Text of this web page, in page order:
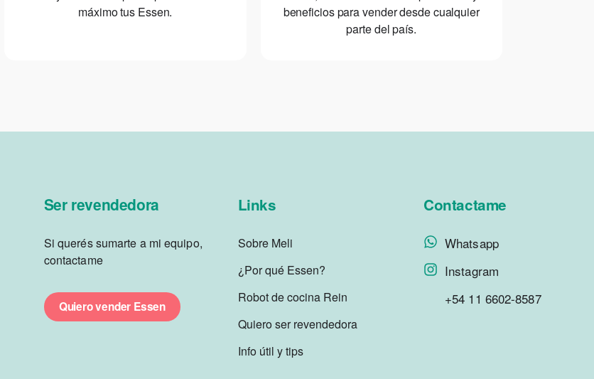
máximo tus Essen.
beneficios para vender desde cualquier
parte del país.
Ser revendedora
Si querés sumarte a mi equipo,
contactame
Quiero vender Essen
Links
Sobre Meli
¿Por qué Essen?
Robot de cocina Rein
Quiero ser revendedora
Info útil y tips
Contactame
Whatsapp
Instagram
+54 11 6602-8587